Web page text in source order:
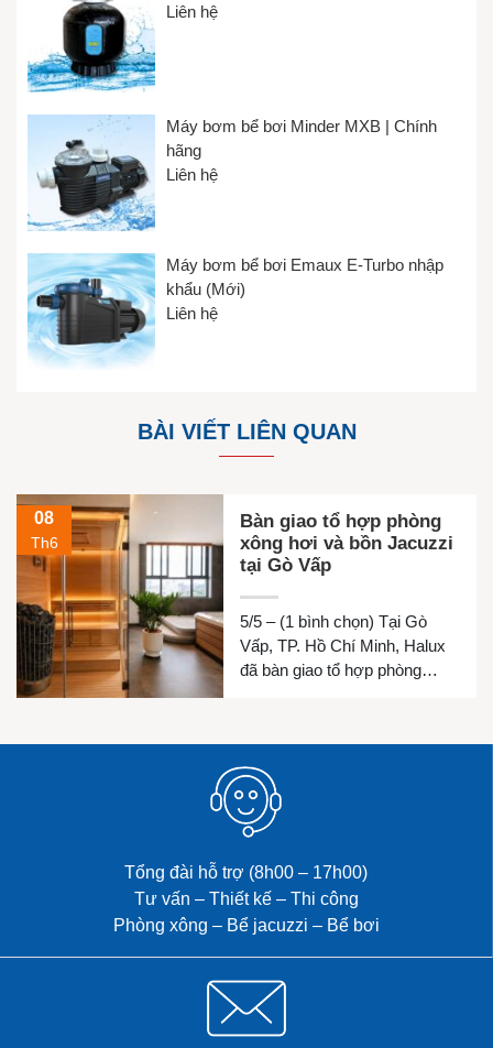
Liên hệ
Máy bơm bể bơi Minder MXB | Chính
hãng
Liên hệ
Máy bơm bể bơi Emaux E-Turbo nhập
khẩu (Mới)
Liên hệ
BÀI VIẾT LIÊN QUAN
08
Th6
Bàn giao tổ hợp phòng
xông hơi và bồn Jacuzzi
tại Gò Vấp
5/5 – (1 bình chọn) Tại Gò
Vấp, TP. Hồ Chí Minh, Halux
đã bàn giao tổ hợp phòng
đình chị Luyện. Công trình
được thiết kế đồng bộ nhằm
mang đến không gian thư giãn
riêng tư, chăm sóc sức khỏe
và […]
Tổng đài hỗ trợ (8h00 – 17h00)
Tư vấn – Thiết kế – Thi công
Phòng xông – Bể jacuzzi – Bể bơi